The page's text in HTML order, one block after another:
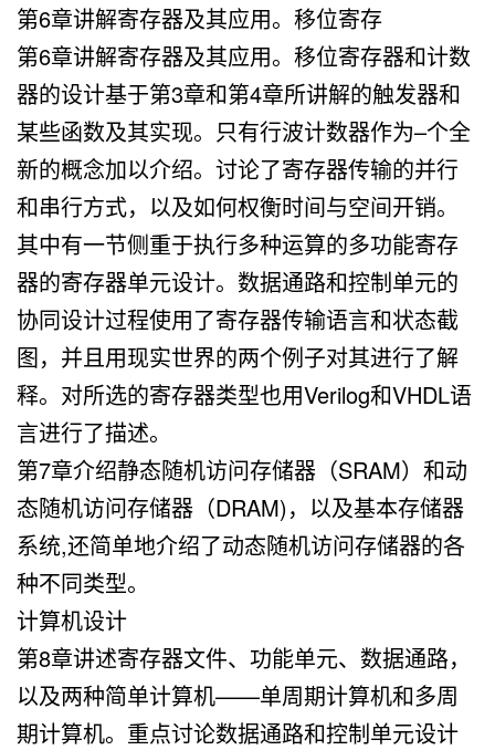
第6章讲解寄存器及其应用。移位寄存
第6章讲解寄存器及其应用。移位寄存器和计数
器的设计基于第3章和第4章所讲解的触发器和
某些函数及其实现。只有行波计数器作为–个全
新的概念加以介绍。讨论了寄存器传输的并行
和串行方式，以及如何权衡时间与空间开销。
其中有一节侧重于执行多种运算的多功能寄存
器的寄存器单元设计。数据通路和控制单元的
协同设计过程使用了寄存器传输语言和状态截
图，并且用现实世界的两个例子对其进行了解
释。对所选的寄存器类型也用Verilog和VHDL语
言进行了描述。
第7章介绍静态随机访问存储器（SRAM）和动
态随机访问存储器（DRAM)，以及基本存储器
系统,还简单地介绍了动态随机访问存储器的各
种不同类型。
计算机设计
第8章讲述寄存器文件、功能单元、数据通路，
以及两种简单计算机——单周期计算机和多周
期计算机。重点讨论数据通路和控制单元设计